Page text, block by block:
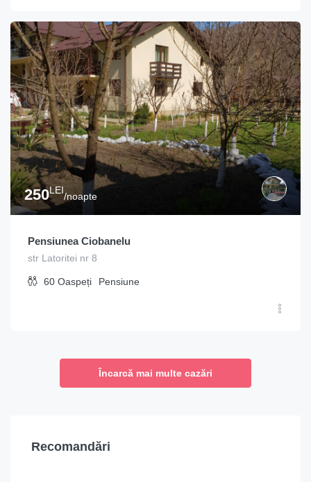
250LEI
/noapte
Pensiunea Ciobanelu
str Latoritei nr 8
60 Oaspeți Pensiune
Încarcă mai multe cazări
Recomandări